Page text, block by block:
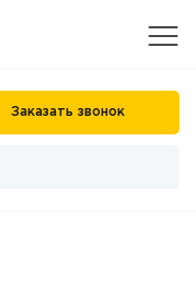
Заказать звонок